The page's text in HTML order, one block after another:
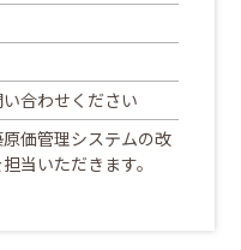
合わせください
価管理システムの改
当いただきます。